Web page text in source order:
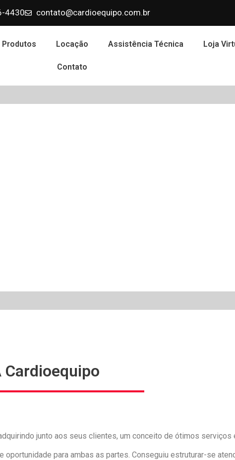
4430 contato@cardioequipo.com.br
Produtos Locação Assistência Técnica Loja
Contato
Cardioequipo
junto aos seus clientes, um conceito de ótimos serviços
para ambas as partes. Conseguiu estruturar-se